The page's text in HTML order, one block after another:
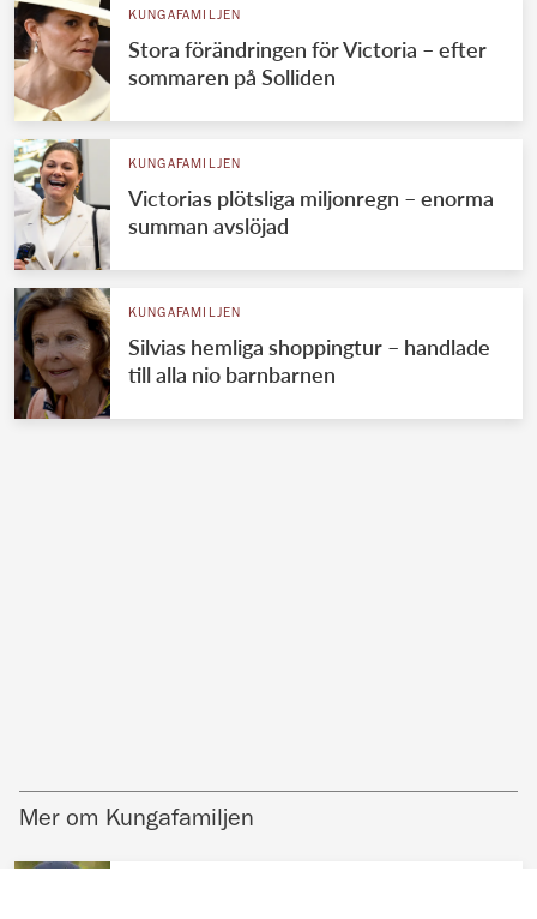
KUNGAFAMILJEN
Stora förändringen för Victoria – efter
sommaren på Solliden
KUNGAFAMILJEN
Victorias plötsliga miljonregn – enorma
summan avslöjad
KUNGAFAMILJEN
Silvias hemliga shoppingtur – handlade
till alla nio barnbarnen
Mer om Kungafamiljen